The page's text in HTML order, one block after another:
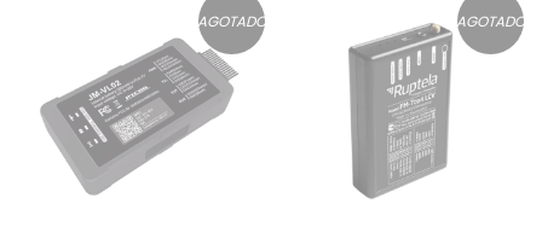
AGOTADO AGOTADO